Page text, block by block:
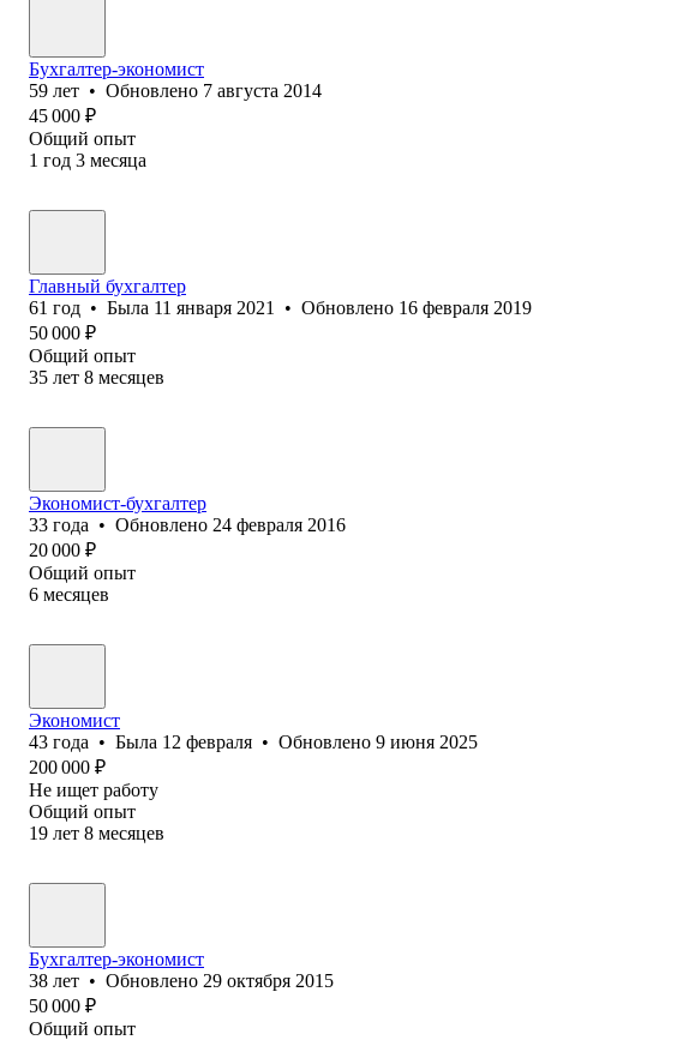
Бухгалтер-экономист
59 лет • Обновлено 7 августа 2014
45 000 ₽
Общий опыт
1 год 3 месяца
Главный бухгалтер
61 год • Была 11 января 2021 • Обновлено 16 февраля 2019
50 000 ₽
Общий опыт
35 лет 8 месяцев
Экономист-бухгалтер
33 года • Обновлено 24 февраля 2016
20 000 ₽
Общий опыт
6 месяцев
Экономист
43 года • Была 12 февраля • Обновлено 9 июня 2025
200 000 ₽
Не ищет работу
Общий опыт
19 лет 8 месяцев
Бухгалтер-экономист
38 лет • Обновлено 29 октября 2015
50 000 ₽
Общий опыт